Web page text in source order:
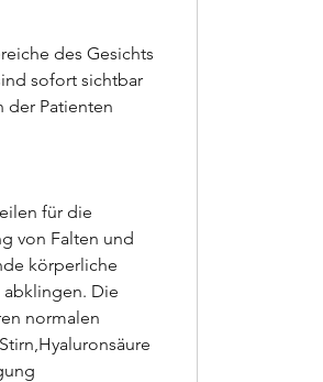
des Gesichts
sofort sichtbar
der Patienten
für die
von Falten und
körperliche
Die
normalen